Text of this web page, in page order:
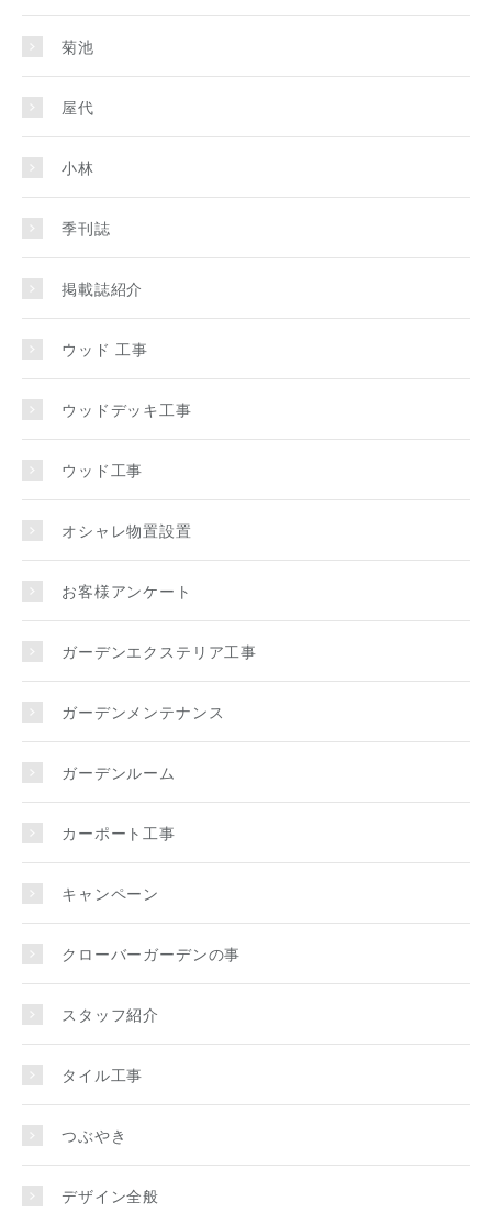
菊池
屋代
小林
季刊誌
掲載誌紹介
ウッド 工事
ウッドデッキ工事
ウッド工事
オシャレ物置設置
お客様アンケート
ガーデンエクステリア工事
ガーデンメンテナンス
ガーデンルーム
カーポート工事
キャンペーン
クローバーガーデンの事
スタッフ紹介
タイル工事
つぶやき
デザイン全般